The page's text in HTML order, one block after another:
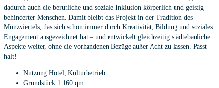
dadurch auch die berufliche und soziale Inklusion körperlich und geistig
behinderter Menschen. Damit bleibt das Projekt in der Tradition des
Münzviertels, das sich schon immer durch Kreativität, Bildung und soziales
Engagement ausgezeichnet hat – und entwickelt gleichzeitig städtebauliche
Aspekte weiter, ohne die vorhandenen Bezüge außer Acht zu lassen. Passt
halt!
Nutzung Hotel, Kulturbetrieb
Grundstück 1.160 qm